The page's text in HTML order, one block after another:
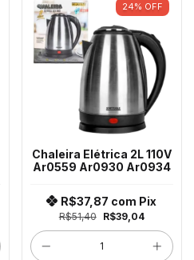
24% OFF
Chaleira Elétrica 2L 110V
Ar0559 Ar0930 Ar0934
R$51,40 R$39,04
R$37,87 com Pix